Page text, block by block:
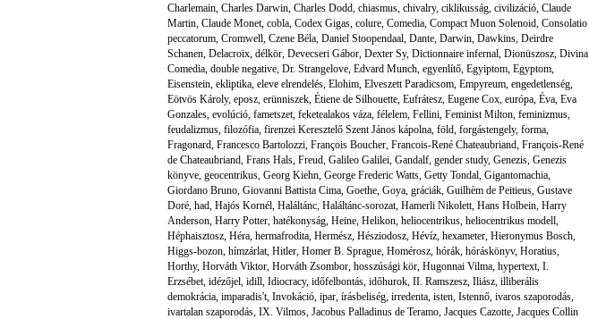
Charlemain, Charles Darwin, Charles Dodd, chiasmus, chivalry, ciklikusság, civilizáció, Claude
Martin, Claude Monet, cobla, Codex Gigas, colure, Comedia, Compact Muon Solenoid, Consolatio
peccatorum, Cromwell, Czene Béla, Daniel Stoopendaal, Dante, Darwin, Dawkins, Deirdre
Schanen, Delacroix, délkör, Devecseri Gábor, Dexter Sy, Dictionnaire infernal, Dionüszosz, Divina
Comedia, double negative, Dr. Strangelove, Edvard Munch, egyenlítő, Egyiptom, Egyptom,
Eisenstein, ekliptika, eleve elrendelés, Elohim, Elveszett Paradicsom, Empyreum, engedetlenség,
Eötvös Károly, eposz, erünniszek, Étiene de Silhouette, Eufrátesz, Eugene Cox, európa, Éva, Eva
Gonzales, evolúció, fametszet, feketealakos váza, félelem, Fellini, Feminist Milton, feminizmus,
feudalizmus, filozófia, firenzei Keresztelő Szent János kápolna, föld, forgástengely, forma,
Fragonard, Francesco Bartolozzi, François Boucher, Francois-René Chateaubriand, François-René
de Chateaubriand, Frans Hals, Freud, Galileo Galilei, Gandalf, gender study, Genezis, Genezis
könyve, geocentrikus, Georg Kiehn, George Frederic Watts, Getty Tondal, Gigantomachia,
Giordano Bruno, Giovanni Battista Cima, Goethe, Goya, gráciák, Guilhèm de Peitieus, Gustave
Doré, had, Hajós Kornél, Haláltánc, Haláltánc-sorozat, Hamerli Nikolett, Hans Holbein, Harry
Anderson, Harry Potter, hatékonyság, Heine, Helikon, heliocentrikus, heliocentrikus modell,
Héphaisztosz, Héra, hermafrodita, Hermész, Hésziodosz, Hévíz, hexameter, Hieronymus Bosch,
Higgs-bozon, hímzárlat, Hitler, Homer B. Sprague, Homérosz, hórák, hóráskönyv, Horatius,
Horthy, Horváth Viktor, Horváth Zsombor, hosszúsági kör, Hugonnai Vilma, hypertext, I.
Erzsébet, idézőjel, idill, Idiocracy, időfelbontás, időhurok, II. Ramszesz, Iliász, illiberális
demokrácia, imparadis't, Invokáció, ipar, írásbeliség, irredenta, isten, Istennő, ivaros szaporodás,
ivartalan szaporodás, IX. Vilmos, Jacobus Palladinus de Teramo, Jacques Cazotte, Jacques Collin